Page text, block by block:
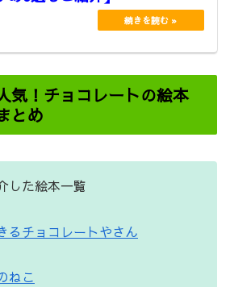
気！チョコレートの絵本
とめ
した絵本一覧
るチョコレートやさん
ねこ